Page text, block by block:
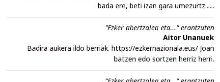
bada ere, beti izan gara umezurtz......
"Ezker abertzalea eta..." erantzuten
Aitor Unanuek
Badira aukera ildo berriak. https://ezkernazionala.eus/ Joan
batzen edo sortzen herriz herri.